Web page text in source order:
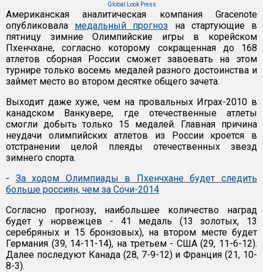
Global Look Press
Американская аналитическая компания Gracenote
опубликовала медальный прогноз на стартующие в
пятницу зимние Олимпийские игры в корейском
Пхенчхане, согласно которому сокращенная до 168
атлетов сборная России сможет завоевать на этом
турнире только восемь медалей разного достоинства и
займет место во втором десятке общего зачета.
Выходит даже хуже, чем на провальных Играх-2010 в
канадском Ванкувере, где отечественные атлеты
смогли добыть только 15 медалей. Главная причина
неудачи олимпийских атлетов из России кроется в
отстранении целой плеяды отечественных звезд
зимнего спорта.
- За ходом Олимпиады в Пхенчхане будет следить
больше россиян, чем за Сочи-2014
Согласно прогнозу, наибольшее количество наград
будет у норвежцев - 41 медаль (13 золотых, 13
серебряных и 15 бронзовых), на втором месте будет
Германия (39, 14-11-14), на третьем - США (29, 11-6-12).
Далее последуют Канада (28, 7-9-12) и Франция (21, 10-
8-3).